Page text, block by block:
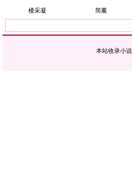
楼采凝 简薰
本站收录小